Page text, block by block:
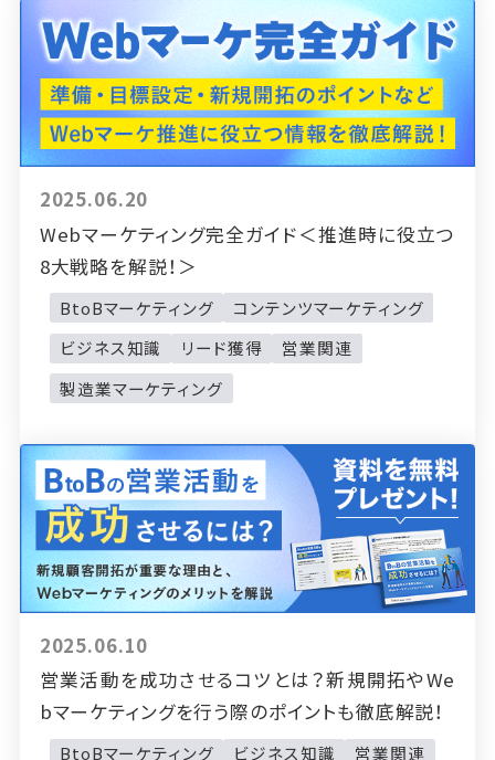
2025.06.20
Webマーケティング完全ガイド＜推進時に役立つ
8大戦略を解説！＞
BtoBマーケティング
コンテンツマーケティング
ビジネス知識
リード獲得
営業関連
製造業マーケティング
2025.06.10
営業活動を成功させるコツとは？新規開拓やWe
bマーケティングを行う際のポイントも徹底解説！
BtoBマーケティング ビジネス知識 営業関連